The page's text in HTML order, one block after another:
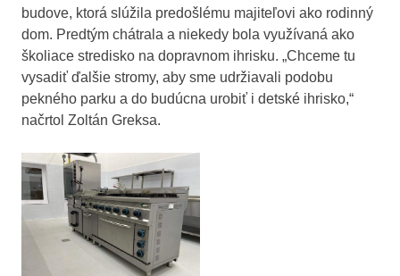
budove, ktorá slúžila predošlému majiteľovi ako rodinný
dom. Predtým chátrala a niekedy bola využívaná ako
školiace stredisko na dopravnom ihrisku. „Chceme tu
vysadiť ďalšie stromy, aby sme udržiavali podobu
pekného parku a do budúcna urobiť i detské ihrisko,“
načrtol Zoltán Greksa.